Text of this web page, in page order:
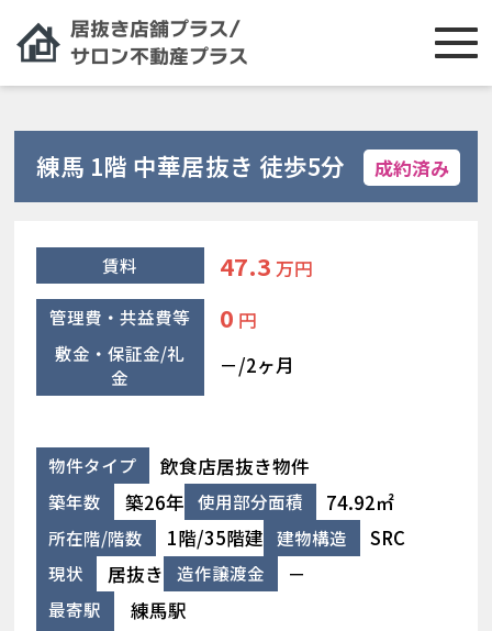
練馬 1階 中華居抜き 徒歩5分 成約済み
賃料 47.3 万円
管理費・共益費等 0 円
敷金・保証金/礼
金
－/2ヶ月
物件タイプ 飲食店居抜き物件
築年数 築26年 使用部分面積 74.92㎡
所在階/階数 1階/35階建 建物構造 SRC
現状 居抜き 造作譲渡金 －
最寄駅 練馬駅